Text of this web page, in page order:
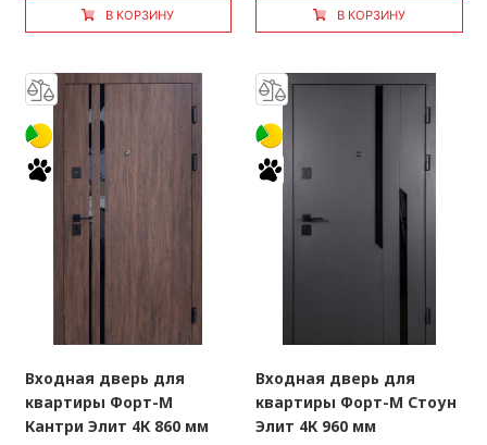
В КОРЗИНУ В КОРЗИНУ
Входная дверь для
квартиры Форт-М
Кантри Элит 4К 860 мм
Входная дверь для
квартиры Форт-М Стоун
Элит 4К 960 мм